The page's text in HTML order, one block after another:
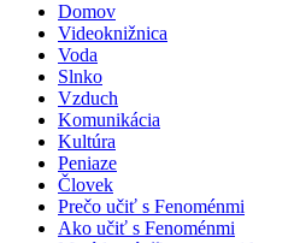
Domov
Videoknižnica
Voda
Slnko
Vzduch
Komunikácia
Kultúra
Peniaze
Človek
Prečo učiť s Fenoménmi
Ako učiť s Fenoménmi